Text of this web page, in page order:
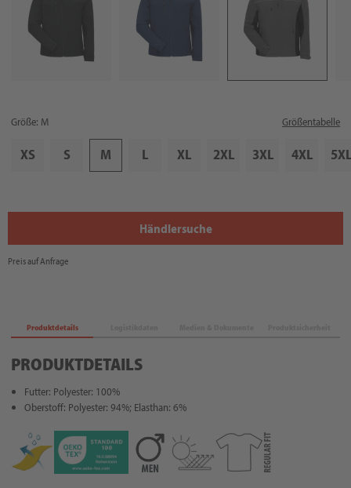
Größe: M Größentabelle
XS S M L XL 2XL 3XL 4XL 5XL
Händlersuche
Preis auf Anfrage
Produktdetails
PRODUKTDETAILS
Futter: Polyester: 100%
Oberstoff: Polyester: 94%; Elasthan: 6%